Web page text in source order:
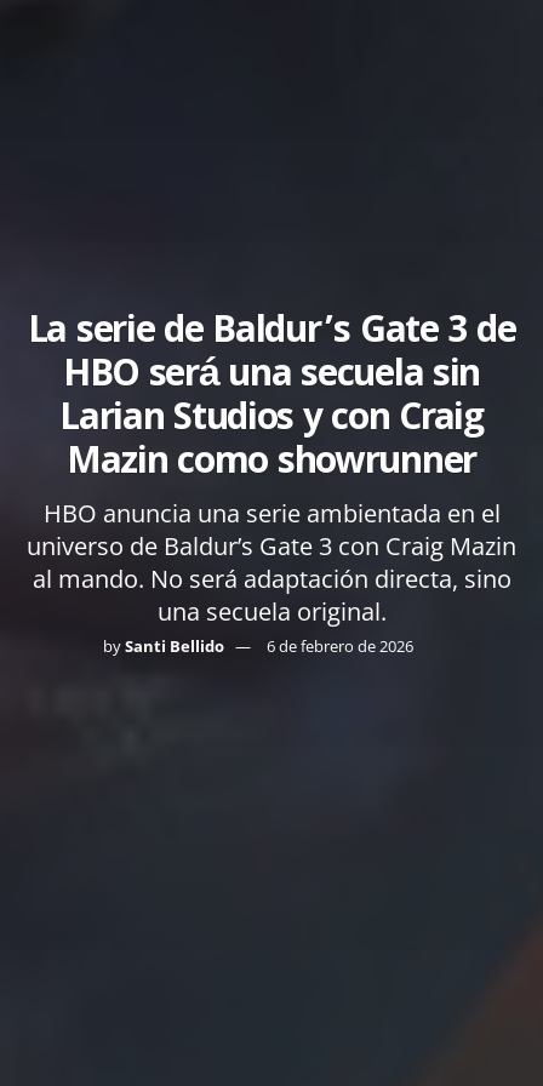
La serie de Baldur’s Gate 3 de
HBO será una secuela sin
Larian Studios y con Craig
Mazin como showrunner
HBO anuncia una serie ambientada en el
universo de Baldur’s Gate 3 con Craig Mazin
al mando. No será adaptación directa, sino
una secuela original.
bySanti Bellido 6 de febrero de 2026